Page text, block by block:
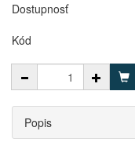
Dostupnosť
Kód
Popis